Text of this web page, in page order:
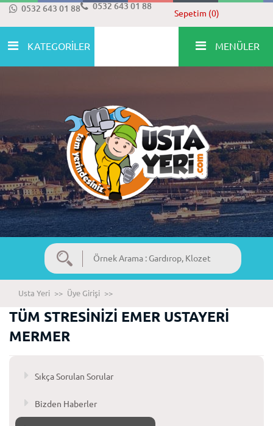
0532 643 01 88 0532 643 01 88
Sepetim (0)
KATEGORİLER MENÜLER
Usta Yeri >> Üye Girişi >>
TÜM STRESİNİZİ EMER USTAYERİ
MERMER
Sıkça Sorulan Sorular
Bizden Haberler